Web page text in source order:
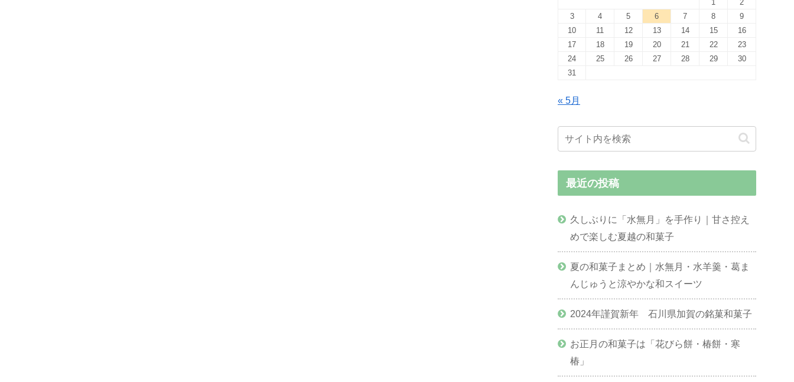
1
2
3
4 5 6 7 8
9
10
11 12 13 14 15
16
17
18 19 20 21 22
23
24
25 26 27 28 29
30
31
« 5月
最近の投稿
久しぶりに「水無月」を手作り｜甘さ控え
めで楽しむ夏越の和菓子
夏の和菓子まとめ｜水無月・水羊羹・葛ま
んじゅうと涼やかな和スイーツ
2024年謹賀新年 石川県加賀の銘菓和菓子
お正月の和菓子は「花びら餅・椿餅・寒
椿」